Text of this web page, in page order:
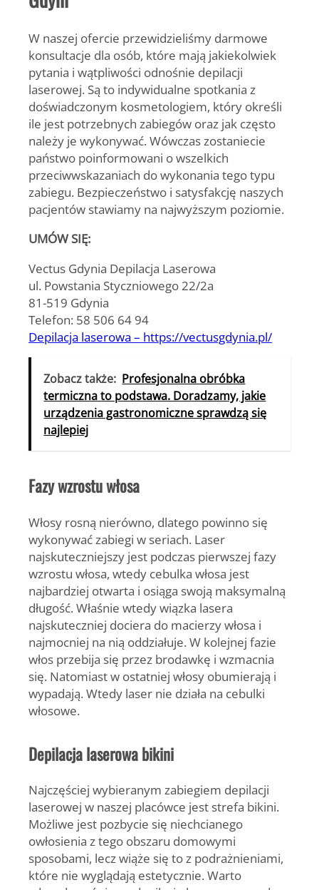
W naszej ofercie przewidzieliśmy darmowe
konsultacje dla osób, które mają jakiekolwiek
pytania i wątpliwości odnośnie depilacji
laserowej. Są to indywidualne spotkania z
doświadczonym kosmetologiem, który określi
ile jest potrzebnych zabiegów oraz jak często
należy je wykonywać. Wówczas zostaniecie
państwo poinformowani o wszelkich
przeciwwskazaniach do wykonania tego typu
zabiegu. Bezpieczeństwo i satysfakcję naszych
pacjentów stawiamy na najwyższym poziomie.
UMÓW SIĘ:
Vectus Gdynia Depilacja Laserowa
ul. Powstania Styczniowego 22/2a
81-519 Gdynia
Telefon: 58 506 64 94
Depilacja laserowa – https://vectusgdynia.pl/
Zobacz także: Profesjonalna obróbka
termiczna to podstawa. Doradzamy, jakie
urządzenia gastronomiczne sprawdzą się
najlepiej
Fazy wzrostu włosa
Włosy rosną nierówno, dlatego powinno się
wykonywać zabiegi w seriach. Laser
najskuteczniejszy jest podczas pierwszej fazy
wzrostu włosa, wtedy cebulka włosa jest
najbardziej otwarta i osiąga swoją maksymalną
długość. Właśnie wtedy wiązka lasera
najskuteczniej dociera do macierzy włosa i
najmocniej na nią oddziałuje. W kolejnej fazie
włos przebija się przez brodawkę i wzmacnia
się. Natomiast w ostatniej włosy obumierają i
wypadają. Wtedy laser nie działa na cebulki
włosowe.
Depilacja laserowa bikini
Najczęściej wybieranym zabiegiem depilacji
laserowej w naszej placówce jest strefa bikini.
Możliwe jest pozbycie się niechcianego
owłosienia z tego obszaru domowymi
sposobami, lecz wiąże się to z podrażnieniami,
które nie wyglądają estetycznie. Warto